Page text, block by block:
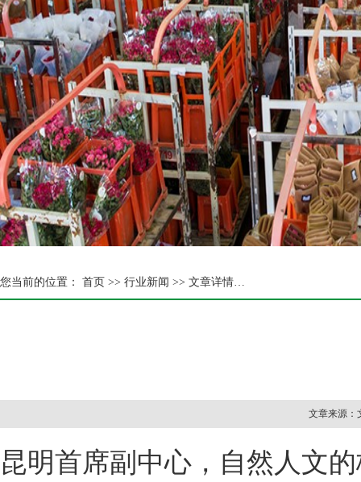
您当前的位置： 首页 >> 行业新闻 >> 文章详情…
文章来源：
昆明首席副中心，自然人文